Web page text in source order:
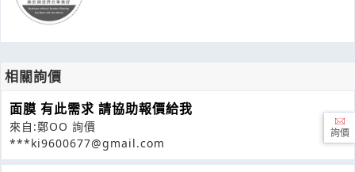
相關詢價
面膜 有此需求 請協助報價給我
來自:鄭OO 詢價
***ki9600677@gmail.com
詢價